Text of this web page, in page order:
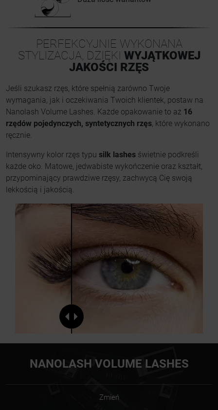
PERFEKCYJNIE WYKONANA
STYLIZACJA, DZIĘKI WYJĄTKOWEJ
JAKOŚCI RZĘS
Jeśli szukasz rzęs, które spełnią zarówno Twoje
wymagania, jak i oczekiwania Twoich klientek, postaw na
Nanolash Volume Lashes. Każde opakowanie to aż 16
rzędów pojedynczych, syntetycznych rzęs, które wykonano
ręcznie.
Intensywny kolor rzęs typu silk lashes świetnie podkreśli
każde oko. Matowe, jedwabiste wykończenie oraz kształt,
przypominający prawdziwe rzęsy, zachwycą Cię swoją
lekkością i jakością.
NANOLASH VOLUME LASHES
Zmień